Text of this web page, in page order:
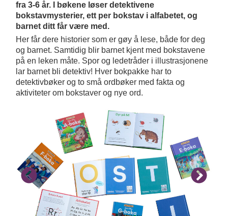
fra 3-6 år. I bøkene løser detektivene
bokstavmysterier, ett per bokstav i alfabetet, og
barnet ditt får være med.
Her får dere historier som er gøy å lese, både for deg
og barnet. Samtidig blir barnet kjent med bokstavene
på en leken måte. Spor og ledetråder i illustrasjonene
lar barnet bli detektiv! Hver bokpakke har to
detektivbøker og to små ordbøker med fakta og
aktiviteter om bokstaver og nye ord.